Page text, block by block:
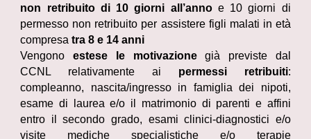
non retribuito di 10 giorni all’annoe 10 giorni di
permesso non retribuito per assistere figli malati in età
compresatra 8 e 14 anni
Vengonoestese le motivazionegià previste dal
CCNL relativamente ai permessi retribuiti:
compleanno, nascita/ingresso in famiglia dei nipoti,
esame di laurea e/o il matrimonio di parenti e affini
entro il secondo grado, esami clinici-diagnostici e/o
visite mediche specialistiche e/o terapie